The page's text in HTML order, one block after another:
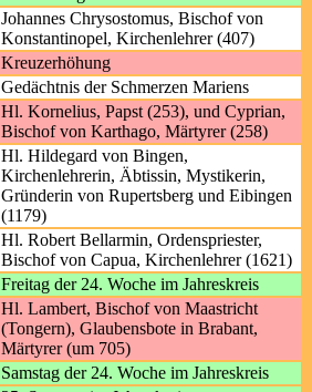
Johannes Chrysostomus, Bischof von
Konstantinopel, Kirchenlehrer (407)
Kreuzerhöhung
Gedächtnis der Schmerzen Mariens
Hl. Kornelius, Papst (253), und Cyprian,
Bischof von Karthago, Märtyrer (258)
Hl. Hildegard von Bingen,
Kirchenlehrerin, Äbtissin, Mystikerin,
Gründerin von Rupertsberg und Eibingen
(1179)
Hl. Robert Bellarmin, Ordenspriester,
Bischof von Capua, Kirchenlehrer (1621)
Freitag der 24. Woche im Jahreskreis
Hl. Lambert, Bischof von Maastricht
(Tongern), Glaubensbote in Brabant,
Märtyrer (um 705)
Samstag der 24. Woche im Jahreskreis